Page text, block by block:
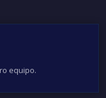
equipo.